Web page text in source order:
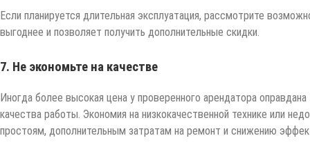
Если планируется длительная эксплуатация, рассмотрите
выгоднее и позволяет получить дополнительные скидки.
7. Не экономьте на качестве
Иногда более высокая цена у проверенного арендатора
качества работы. Экономия на низкокачественной технике или
простоям, дополнительным затратам на ремонт и снижению